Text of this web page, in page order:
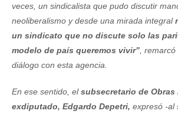
veces, un sindicalista que pudo discutir
neoliberalismo y desde una mirada integral
un sindicato que no discute solo las
modelo de país queremos vivir” ,
diálogo con esta agencia.
En ese sentido, elsubsecretario de Obras
exdiputado, Edgardo Depetri, expresó -al